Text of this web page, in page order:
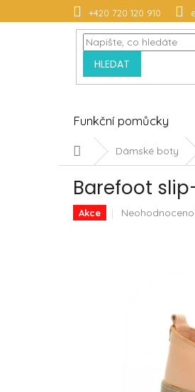
na
+420 720 120 910
HLEDAT
Funkční pomůcky
Domů Dámské boty
Barefoot
Akce
Průměrné
Neohodnoceno